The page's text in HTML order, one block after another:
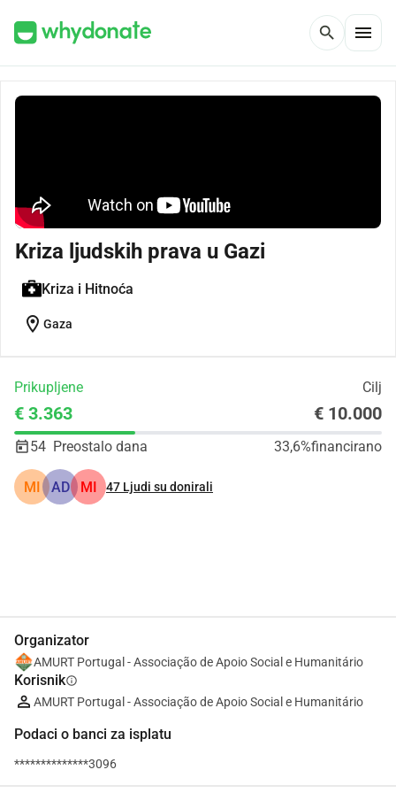
search menu
Kriza ljudskih prava u Gazi
Kriza i Hitnoća
location_on Gaza
Prikupljene Cilj
€ 3.363 € 10.000
54 Preostalo dana 33,6%financirano
MI AD MI 47 Ljudi su donirali
Organizator
AMURT Portugal - Associação de Apoio Social e Humanitário
Korisnikinfo
AMURT Portugal - Associação de Apoio Social e Humanitário
Podaci o banci za isplatu
**************3096